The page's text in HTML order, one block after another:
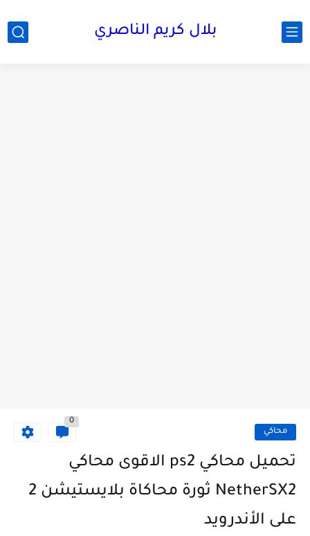
بلال كريم الناصري
محاكي
0
تحميل محاكي ps2 الاقوى محاكي
NetherSX2 ثورة محاكاة بلايستيشن 2
على الأندرويد